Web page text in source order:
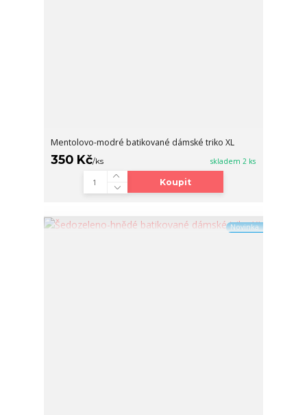
Mentolovo-modré batikované dámské triko XL
350 Kč/ks skladem 2 ks
Koupit
Novinka